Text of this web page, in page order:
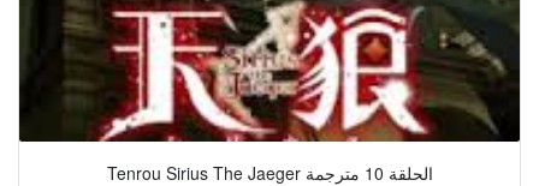
Tenrou Sirius The Jaeger الحلقة 10 مترجمة